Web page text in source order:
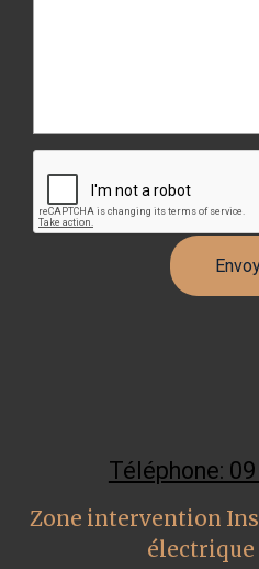
Téléphone:
Zone intervention